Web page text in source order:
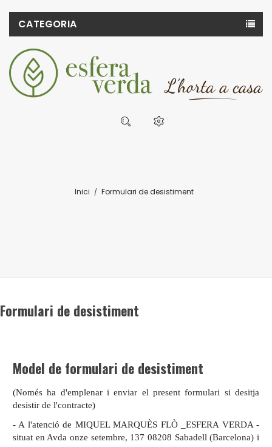
CATEGORIA
Inici Formulari de desistiment
Formulari de desistiment
Model de formulari de desistiment
(Només ha d'emplenar i enviar el present formulari si desitja
desistir de l'contracte)
- A l'atenció de MIQUEL MARQUÈS FLÒ _ESFERA VERDA -
situat en Avda onze setembre, 137 08208 Sabadell (Barcelona) i